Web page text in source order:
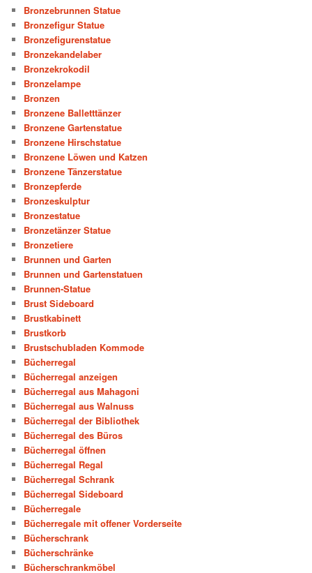
Bronzebrunnen Statue
Bronzefigur Statue
Bronzefigurenstatue
Bronzekandelaber
Bronzekrokodil
Bronzelampe
Bronzen
Bronzene Balletttänzer
Bronzene Gartenstatue
Bronzene Hirschstatue
Bronzene Löwen und Katzen
Bronzene Tänzerstatue
Bronzepferde
Bronzeskulptur
Bronzestatue
Bronzetänzer Statue
Bronzetiere
Brunnen und Garten
Brunnen und Gartenstatuen
Brunnen-Statue
Brust Sideboard
Brustkabinett
Brustkorb
Brustschubladen Kommode
Bücherregal
Bücherregal anzeigen
Bücherregal aus Mahagoni
Bücherregal aus Walnuss
Bücherregal der Bibliothek
Bücherregal des Büros
Bücherregal öffnen
Bücherregal Regal
Bücherregal Schrank
Bücherregal Sideboard
Bücherregale
Bücherregale mit offener Vorderseite
Bücherschrank
Bücherschränke
Bücherschrankmöbel